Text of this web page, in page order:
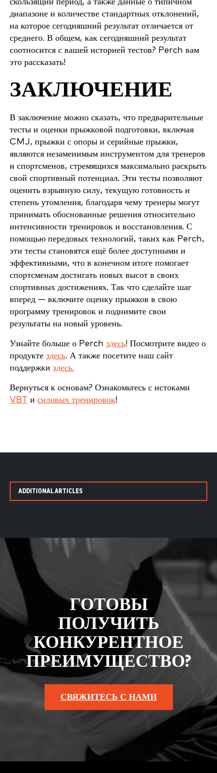
диапазоне и количестве стандартных отклонений,
на которое сегодняшний результат отличается от
среднего. В общем, как сегодняшний результат
соотносится с вашей историей тестов? Perch вам
это рассказать!
ЗАКЛЮЧЕНИЕ
В заключение можно сказать, что предварительные
тесты и оценки прыжковой подготовки, включая
CMJ, прыжки с опоры и серийные прыжки,
являются незаменимым инструментом для тренеров
и спортсменов, стремящихся максимально раскрыть
свой спортивный потенциал. Эти тесты позволяют
оценить взрывную силу, текущую готовность и
степень утомления, благодаря чему тренеры могут
принимать обоснованные решения относительно
интенсивности тренировок и восстановления. С
помощью передовых технологий, таких как Perch,
эти тесты становятся ещё более доступными и
эффективными, что в конечном итоге помогает
спортсменам достигать новых высот в своих
спортивных достижениях. Так что сделайте шаг
вперед — включите оценку прыжков в свою
программу тренировок и поднимите свои
результаты на новый уровень.
Узнайте больше о Perch здесь! Посмотрите видео о
продукте здесь. А также посетите наш сайт
поддержки здесь.
Вернуться к основам? Ознакомьтесь с истоками
VBT и силовых тренировок!
ADDITIONAL ARTICLES
ГОТОВЫ
ПОЛУЧИТЬ
КОНКУРЕНТНОЕ
ПРЕИМУЩЕСТВО?
СВЯЖИТЕСЬ С НАМИ